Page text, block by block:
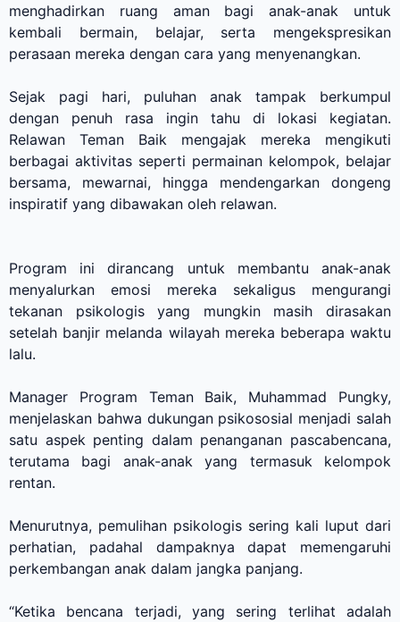
menghadirkan ruang aman bagi anak-anak untuk
kembali bermain, belajar, serta mengekspresikan
perasaan mereka dengan cara yang menyenangkan.
Sejak pagi hari, puluhan anak tampak berkumpul
dengan penuh rasa ingin tahu di lokasi kegiatan.
Relawan Teman Baik mengajak mereka mengikuti
berbagai aktivitas seperti permainan kelompok, belajar
bersama, mewarnai, hingga mendengarkan dongeng
inspiratif yang dibawakan oleh relawan.
Program ini dirancang untuk membantu anak-anak
menyalurkan emosi mereka sekaligus mengurangi
tekanan psikologis yang mungkin masih dirasakan
setelah banjir melanda wilayah mereka beberapa waktu
lalu.
Manager Program Teman Baik, Muhammad Pungky,
menjelaskan bahwa dukungan psikososial menjadi salah
satu aspek penting dalam penanganan pascabencana,
terutama bagi anak-anak yang termasuk kelompok
rentan.
Menurutnya, pemulihan psikologis sering kali luput dari
perhatian, padahal dampaknya dapat memengaruhi
perkembangan anak dalam jangka panjang.
“Ketika bencana terjadi, yang sering terlihat adalah